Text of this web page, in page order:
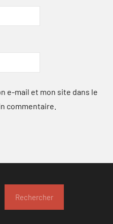
e-mail et mon site dans le
commentaire.
Rechercher